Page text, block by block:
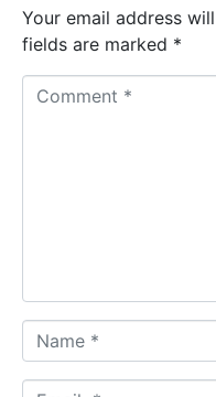
Your email address
fields are marked *
a
m